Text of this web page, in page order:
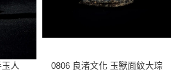
人 0806 良渚文化 玉獸面紋大琮